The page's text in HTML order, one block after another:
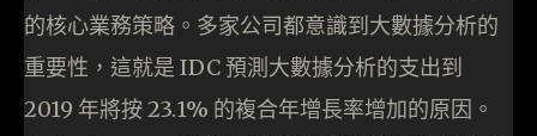
的核心業務策略。多家公司都意識到大數據分析的
重要性，這就是 IDC 預測大數據分析的支出到
2019 年將按 23.1% 的複合年增長率增加的原因。